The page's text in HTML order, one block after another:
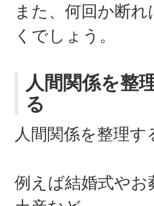
また、何回か断
くでしょう。
人間関係を整
る
人間関係を整理
例えば結婚式や